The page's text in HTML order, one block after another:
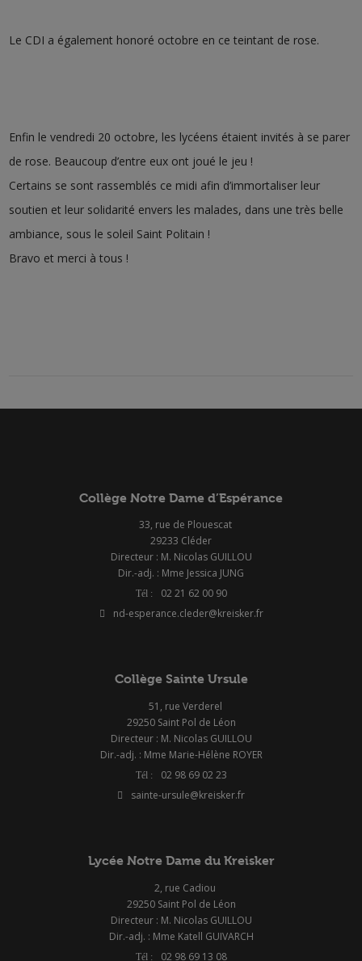
Le CDI a également honoré octobre en ce teintant de rose.
Enfin le vendredi 20 octobre, les lycéens étaient invités à se parer
de rose. Beaucoup d’entre eux ont joué le jeu !
Certains se sont rassemblés ce midi afin d’immortaliser leur
soutien et leur solidarité envers les malades, dans une très belle
ambiance, sous le soleil Saint Politain !
Bravo et merci à tous !
Collège Notre Dame d’Espérance
33, rue de Plouescat
29233 Cléder
Directeur : M. Nicolas GUILLOU
Dir.-adj. : Mme Jessica JUNG
02 21 62 00 90
nd-esperance.cleder@kreisker.fr
Collège Sainte Ursule
51, rue Verderel
29250 Saint Pol de Léon
Directeur : M. Nicolas GUILLOU
Dir.-adj. : Mme Marie-Hélène ROYER
02 98 69 02 23
sainte-ursule@kreisker.fr
Lycée Notre Dame du Kreisker
2, rue Cadiou
29250 Saint Pol de Léon
Directeur : M. Nicolas GUILLOU
Dir.-adj. : Mme Katell GUIVARCH
02 98 69 13 08